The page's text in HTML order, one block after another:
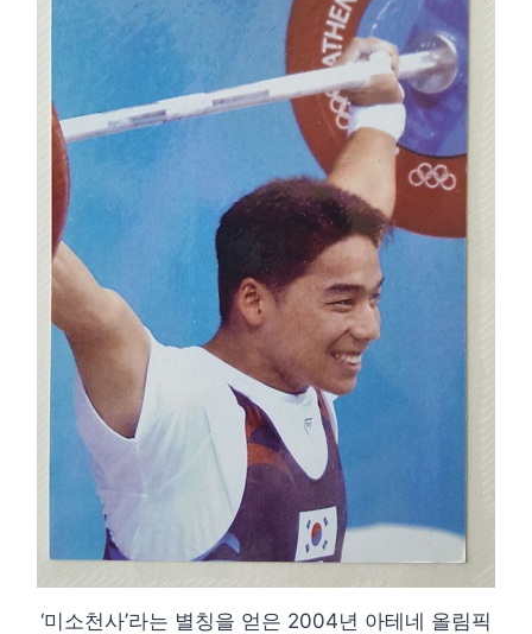
‘미소천사’라는 별칭을 얻은 2004년 아테네 올림픽